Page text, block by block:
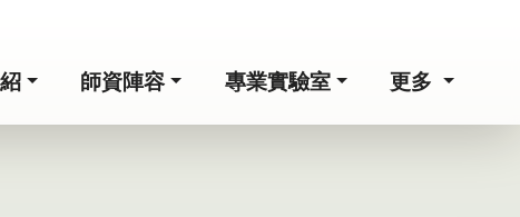
師資陣容 專業實驗室 更多